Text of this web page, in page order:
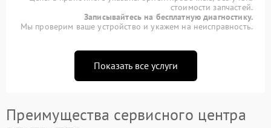
стоимости запчастей.
Записывайтесь на бесплатную диагностику.
Мы проверим ваше устройство и укажем на неисправность.
Показать все услуги
Преимущества сервисного центра